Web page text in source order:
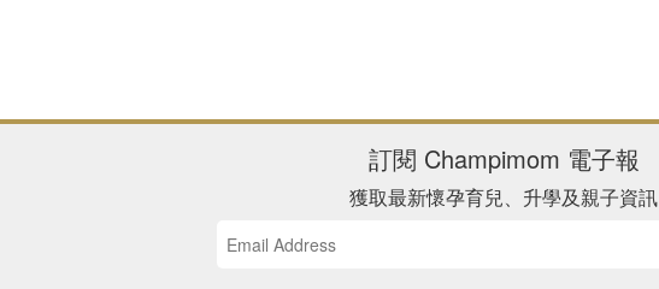
訂閱 Champimom 電子報
獲取最新懷孕育兒、升學及親子資訊